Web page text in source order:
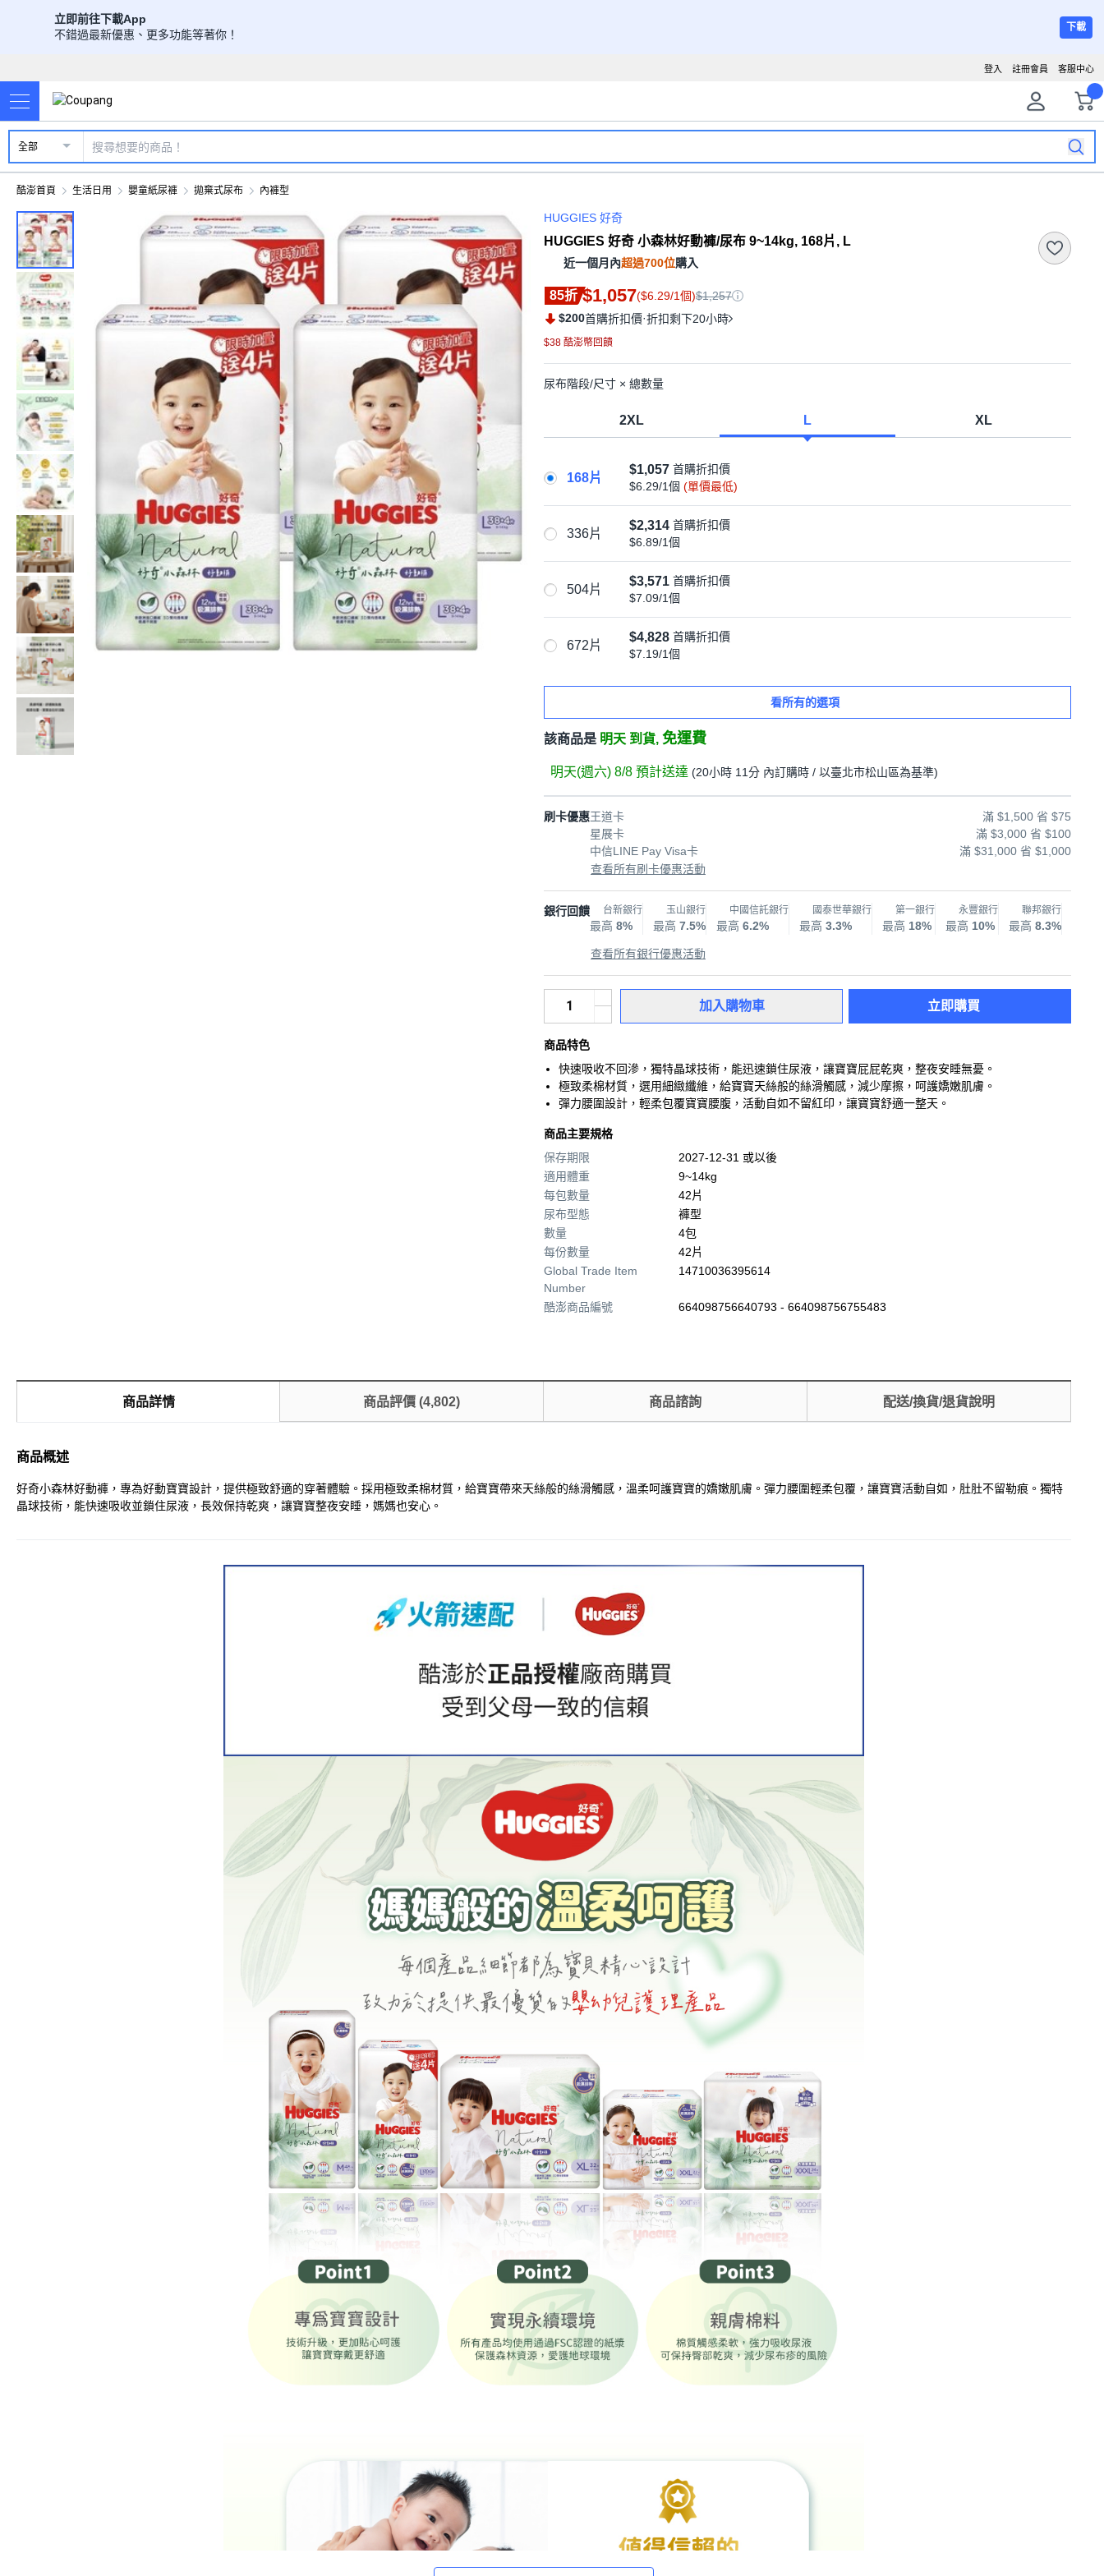
立即前往下載App
不錯過最新優惠、更多功能等著你！
下載
客服中心
註冊會員
登入
全部
酷澎首頁 生活日用 嬰童紙尿褲 拋棄式尿布 內褲型
HUGGIES 好奇
HUGGIES 好奇 小森林好動褲/尿布 9~14kg, 168片, L
近一個月內超過700位購入
85折 $1,057($6.29/1個)$1,257
$200首購折扣價·折扣剩下20小時
$38 酷澎幣回饋
尿布階段/尺寸 × 總數量
2XL L XL
168片
$1,057 首購折扣價
$6.29/1個 (單價最低)
336片
$2,314 首購折扣價
$6.89/1個
504片
$3,571 首購折扣價
$7.09/1個
672片
$4,828 首購折扣價
$7.19/1個
看所有的選項
該商品是 明天 到貨, 免運費
明天(週六) 8/8 預計送達 (20小時 11分 內訂購時 / 以臺北市松山區為基準)
刷卡優惠王道卡
滿 $1,500 省 $75
星展卡
滿 $3,000 省 $100
中信LINE Pay Visa卡
滿 $31,000 省 $1,000
查看所有刷卡優惠活動
銀行回饋 台新銀行
最高 8%
玉山銀行
最高 7.5%
中國信託銀行
最高 6.2%
國泰世華銀行
最高 3.3%
第一銀行
最高 18%
永豐銀行
最高 10%
聯邦銀行
最高 8.3%
查看所有銀行優惠活動
加入購物車 立即購買
商品特色
快速吸收不回滲，獨特晶球技術，能迅速鎖住尿液，讓寶寶屁屁乾爽，整夜安睡無憂。
極致柔棉材質，選用細緻纖維，給寶寶天絲般的絲滑觸感，減少摩擦，呵護嬌嫩肌膚。
彈力腰圍設計，輕柔包覆寶寶腰腹，活動自如不留紅印，讓寶寶舒適一整天。
商品主要規格
保存期限
2027-12-31 或以後
適用體重
9~14kg
每包數量
42片
尿布型態
褲型
數量
4包
每份數量
42片
Global Trade Item
Number
14710036395614
酷澎商品編號 664098756640793 - 664098756755483
商品詳情 商品評價 (4,802) 商品諮詢 配送/換貨/退貨說明
商品概述
好奇小森林好動褲，專為好動寶寶設計，提供極致舒適的穿著體驗。採用極致柔棉材質，給寶寶帶來天絲般的絲滑觸感，溫柔呵護寶寶的嬌嫩肌膚。彈力腰圍輕柔包覆，讓寶寶活動自如，肚肚不留勒痕。獨特
晶球技術，能快速吸收並鎖住尿液，長效保持乾爽，讓寶寶整夜安睡，媽媽也安心。